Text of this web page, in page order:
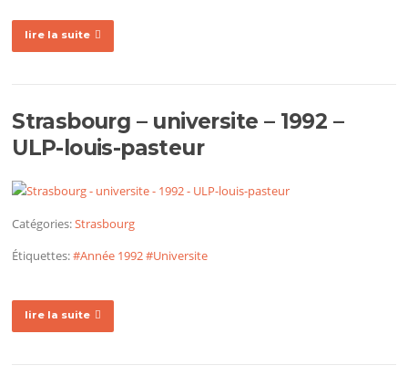
lire la suite
Strasbourg – universite – 1992 –
ULP-louis-pasteur
Catégories:Strasbourg
Étiquettes:#Année 1992#Universite
lire la suite